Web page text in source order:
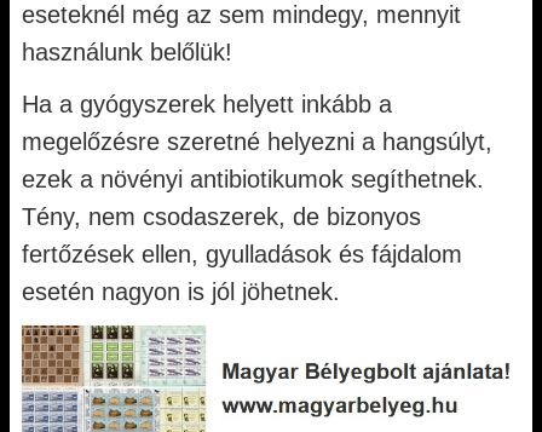
eseteknél még az sem mindegy, mennyit
használunk belőlük!
Ha a gyógyszerek helyett inkább a
megelőzésre szeretné helyezni a hangsúlyt,
ezek a növényi antibiotikumok segíthetnek.
Tény, nem csodaszerek, de bizonyos
fertőzések ellen, gyulladások és fájdalom
esetén nagyon is jól jöhetnek.